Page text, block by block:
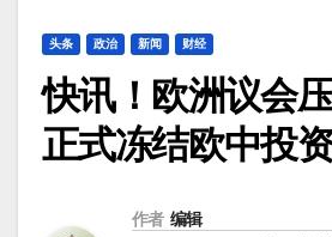
头条 政治 新闻 财经
快讯！欧洲议会
正式冻结欧中投
作者 编辑